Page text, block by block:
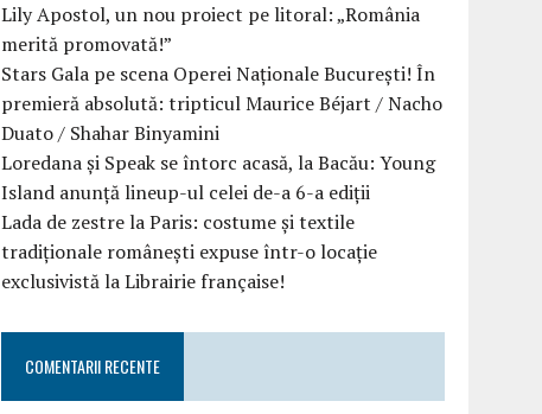
Lily Apostol, un nou proiect pe litoral: „România
merită promovată!”
Stars Gala pe scena Operei Naționale București! În
premieră absolută: tripticul Maurice Béjart / Nacho
Duato / Shahar Binyamini
Loredana și Speak se întorc acasă, la Bacău: Young
Island anunță lineup-ul celei de-a 6-a ediții
Lada de zestre la Paris: costume și textile
tradiționale românești expuse într-o locație
exclusivistă la Librairie française!
COMENTARII RECENTE